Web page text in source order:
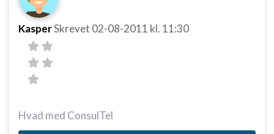
KasperSkrevet 02-08-2011 kl. 11:30
Hvad med ConsulTel